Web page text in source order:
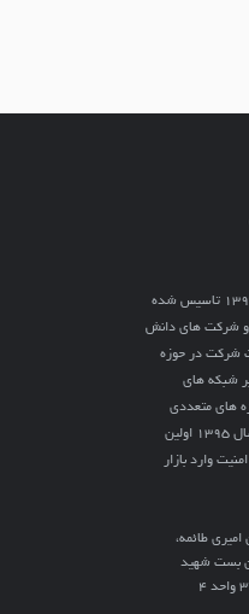
شرکت شبکه حسگر مفید در سال ۱۳۹۳ تاسیس شده
شرکت در سال ۱۳۹۴ جزو شرکت های دانش
شرکت در حوزه
شبکه های
های متعددی
توسط شرکت انجام شده است. در سال ۱۳۹۵ اولین
وارد بازار
امیری طائمه،
انتهای بن بست شهید